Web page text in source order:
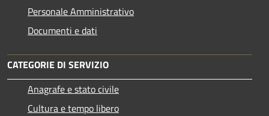
Personale Amministrativo
Documenti e dati
CATEGORIE DI SERVIZIO
Anagrafe e stato civile
Cultura e tempo libero